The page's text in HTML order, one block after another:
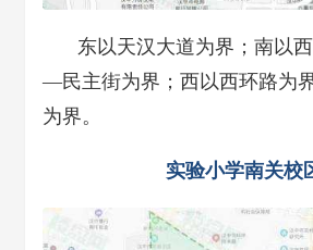
东以天汉大道为界；南以
—民主街为界；西以西环路为
为界。
实验小学南关校